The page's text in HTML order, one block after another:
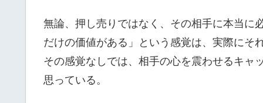
無論、押し売りではなく、その相手に本当に
だけの価値がある」という感覚は、実際にそ
その感覚なしでは、相手の心を震わせるキャ
思っている。